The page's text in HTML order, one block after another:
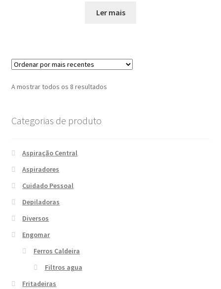
Ler mais
A mostrar todos os 8 resultadosOrdenado
Categorias de produto
Aspiração Central
Aspiradores
Cuidado Pessoal
Depiladoras
Diversos
Engomar
Ferros Caldeira
Filtros agua
Fritadeiras